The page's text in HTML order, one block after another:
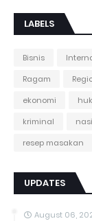
LABELS
Bisnis
Ragam
ekonomi
kriminal
resep masakan
UPDATES
August 06,